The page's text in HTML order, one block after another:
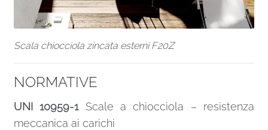
Scala chiocciola zincata esterni F20Z
NORMATIVE
UNI 10959-1Scale a chiocciola – resistenza
meccanica ai carichi